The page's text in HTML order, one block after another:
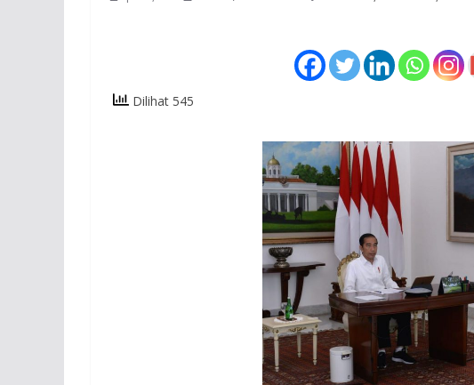
Dilihat 545